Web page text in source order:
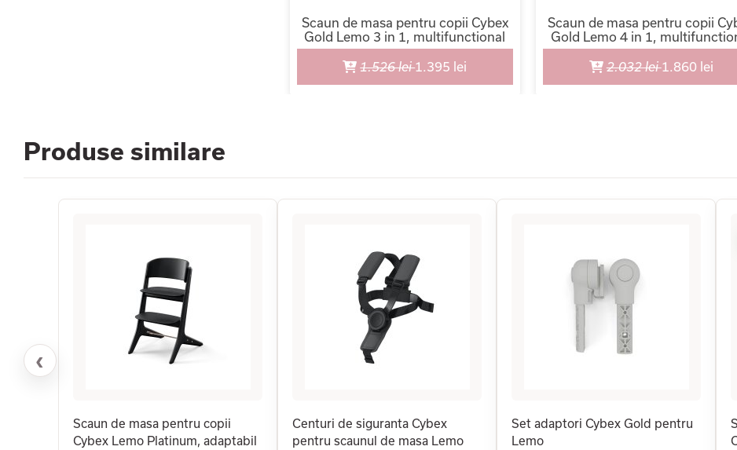
Scaun de masa pentru copii Cybex
Gold Lemo 3 in 1, multifunctional
1.526 lei1.395 lei
Scaun de masa pentru copii
Gold Lemo 4 in 1,
2.032 lei1.860 lei
Produse similare
‹
Scaun de masa pentru copii
Cybex Lemo Platinum, adaptabil
Centuri de siguranta Cybex
pentru scaunul de masa Lemo
Set adaptori Cybex Gold pentru
Lemo